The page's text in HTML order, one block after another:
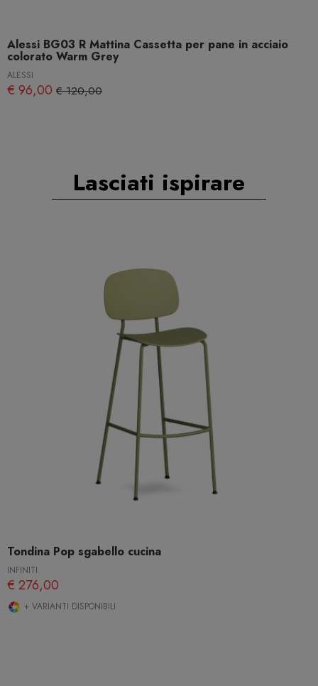
Alessi BG03 R Mattina Cassetta per pane in acciaio
colorato Warm Grey
ALESSI
€ 96,00 € 120,00
Lasciati ispirare
Tondina Pop sgabello cucina
INFINITI
€ 276,00
+ VARIANTI DISPONIBILI